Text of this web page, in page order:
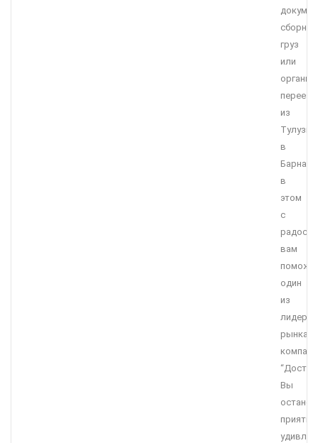
сборный
груз
или
переезд
из
Тулузы
в
Барнаул,
в
этом
с
вам
один
из
лидеров
рынка,
Вы
приятно